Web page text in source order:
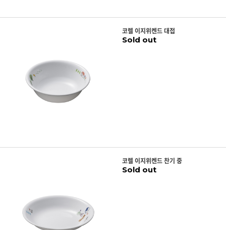
코렐 이지위켄드 대접
Sold out
코렐 이지위켄드 찬기 중
Sold out